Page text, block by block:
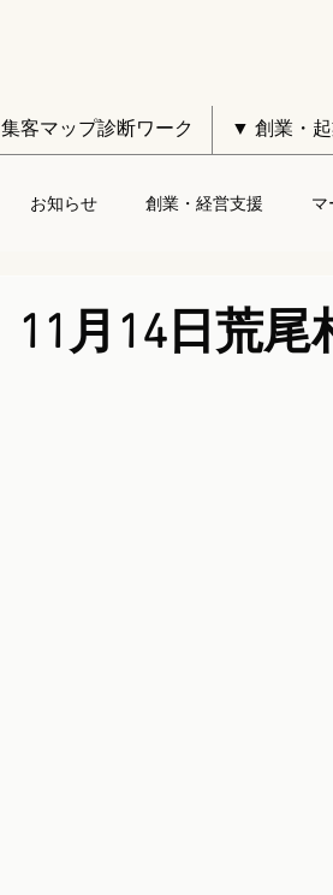
集客マップ診断ワーク ▼ 創業・
お知らせ 創業・経営支援 マ
11月14日荒